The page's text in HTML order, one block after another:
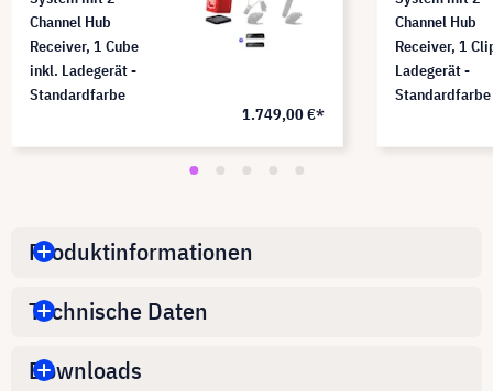
Channel Hub
Receiver, 1 Cube
inkl. Ladegerät -
Standardfarbe
1.749,00 €*
Channel Hub
Receiver, 1
Ladegerät -
Standardfarbe
Produktinformationen
Technische Daten
Downloads